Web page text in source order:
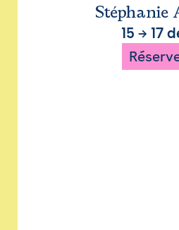
Stéphanie
15 → 17